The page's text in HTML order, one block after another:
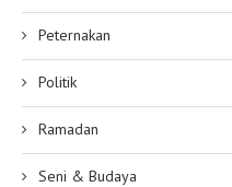
Peternakan
Politik
Ramadan
Seni & Budaya